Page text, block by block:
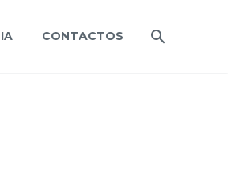
CONTACTOS